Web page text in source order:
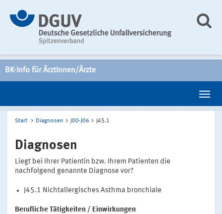
BK-Info für Ärztinnen/Ärzte
Start Diagnosen J00-J06 J45.1
Diagnosen
Liegt bei Ihrer Patientin bzw. Ihrem Patienten die
nachfolgend genannte Diagnose vor?
J45.1 Nichtallergisches Asthma bronchiale
Berufliche Tätigkeiten / Einwirkungen